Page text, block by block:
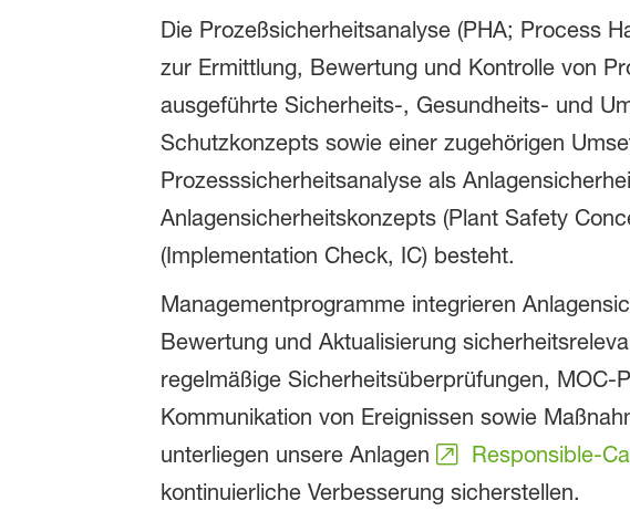
Die Prozeßsicherheitsanalyse (PHA; Process
zur Ermittlung, Bewertung und Kontrolle von
ausgeführte Sicherheits-, Gesundheits- und
Schutzkonzepts sowie einer zugehörigen
Prozesssicherheitsanalyse als
Anlagensicherheitskonzepts (Plant Safety
(Implementation Check, IC) besteht.
Managementprogramme integrieren
Bewertung und Aktualisierung
regelmäßige Sicherheitsüberprüfungen,
Kommunikation von Ereignissen sowie
unterliegen unsere Anlagen
kontinuierliche Verbesserung sicherstellen.